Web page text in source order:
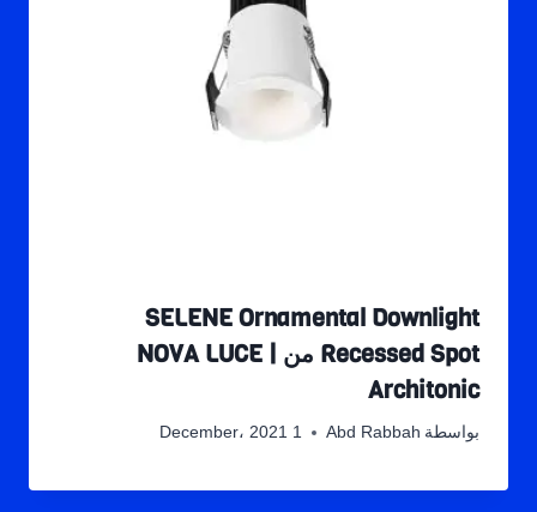
SELENE Ornamental Downlight
Recessed Spot من NOVA LUCE |
Architonic
بواسطة Abd Rabbah 1 December، 2021